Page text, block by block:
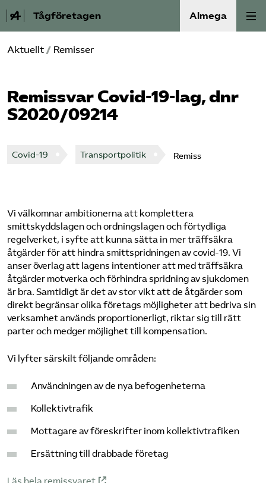
Tågföretagen Almega
Aktuellt
Reformagenda för järnvägen
Våra frågor
Aktiviteter
Kontakt
Mina sidor (almega.se)
Bli medlem
Logga in på Arbetsgivarguiden
Sök på tagforetagen.se
Aktuellt / Remisser
Remissvar Covid-19-lag, dnr
S2020/09214
Covid-19 Transportpolitik Remiss
Vi välkomnar ambitionerna att komplettera
smittskyddslagen och ordningslagen och förtydliga
regelverket, i syfte att kunna sätta in mer träffsäkra
åtgärder för att hindra smittspridningen av covid-19. Vi
anser överlag att lagens intentioner att med träffsäkra
åtgärder motverka och förhindra spridning av sjukdomen
är bra. Samtidigt är det av stor vikt att de åtgärder som
direkt begränsar olika företags möjligheter att bedriva sin
verksamhet används proportionerligt, riktar sig till rätt
parter och medger möjlighet till kompensation.
Vi lyfter särskilt följande områden:
Användningen av de nya befogenheterna
Kollektivtrafik
Mottagare av föreskrifter inom kollektivtrafiken
Ersättning till drabbade företag